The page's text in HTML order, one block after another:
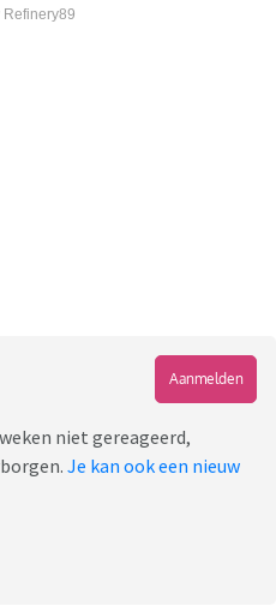
Aanmelden
niet gereageerd,
Je kan ook een nieuw